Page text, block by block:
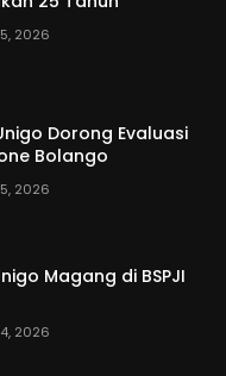
2026
Dorong Evaluasi
Bolango
2026
Magang di BSPJI
2026